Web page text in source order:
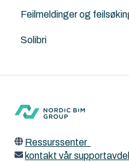
Norkart
Land4
DesignLCA
Graphisoft
Feilmeldinger og
Archicad
MacOS og Windows
ArchiFrame
Solibri
Ressurssenter
kontakt vår